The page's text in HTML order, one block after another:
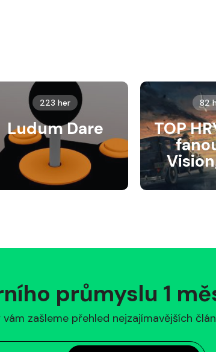
223 her
Ludum Dare
82
TOP
průmyslu 1
zašleme přehled nejzajímavějších